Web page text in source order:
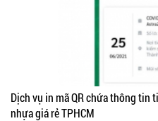
Dịch vụ in mã QR chứa thông tin
nhựa giá rẻ TPHCM